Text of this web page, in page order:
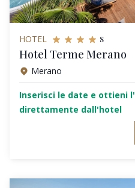
HOTEL s
Hotel Terme Merano
Merano
Inserisci le date e ottieni
direttamente dall'hotel